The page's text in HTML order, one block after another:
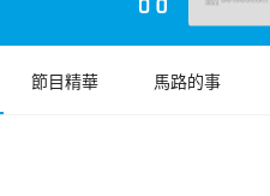
節目精華 馬路的事